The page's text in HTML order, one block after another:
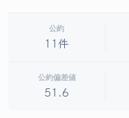
公約
11件
公約偏差値
51.6